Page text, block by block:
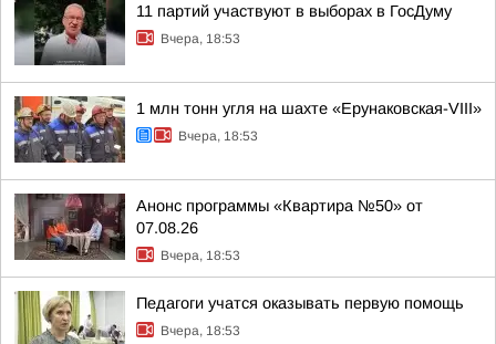
11 партий участвуют в выборах в ГосДуму
Вчера, 18:53
1 млн тонн угля на шахте «Ерунаковская-VIII»
Вчера, 18:53
Анонс программы «Квартира №50» от
07.08.26
Вчера, 18:53
Педагоги учатся оказывать первую помощь
Вчера, 18:53